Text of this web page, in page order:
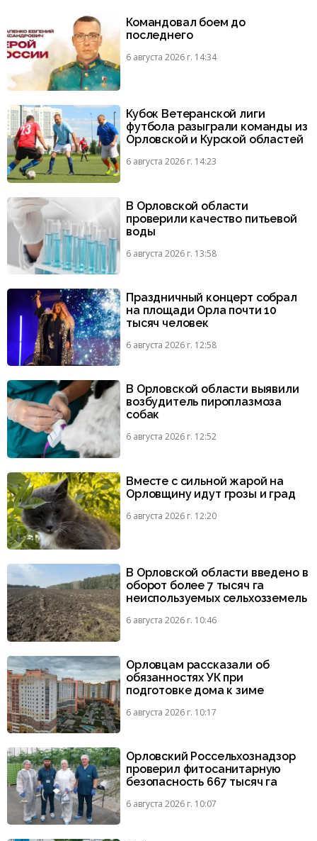
Командовал боем до
последнего
6 августа 2026 г. 14:34
Кубок Ветеранской лиги
футбола разыграли команды из
Орловской и Курской областей
6 августа 2026 г. 14:23
В Орловской области
проверили качество питьевой
воды
6 августа 2026 г. 13:58
Праздничный концерт собрал
на площади Орла почти 10
тысяч человек
6 августа 2026 г. 12:58
В Орловской области выявили
возбудитель пироплазмоза
собак
6 августа 2026 г. 12:52
Вместе с сильной жарой на
Орловщину идут грозы и град
6 августа 2026 г. 12:20
В Орловской области введено в
оборот более 7 тысяч га
неиспользуемых сельхозземель
6 августа 2026 г. 10:46
Орловцам рассказали об
обязанностях УК при
подготовке дома к зиме
6 августа 2026 г. 10:17
Орловский Россельхознадзор
проверил фитосанитарную
безопасность 667 тысяч га
6 августа 2026 г. 10:07